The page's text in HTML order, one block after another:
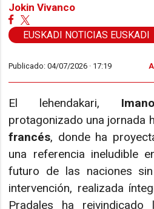
Jokin Vivanco
EUSKADI NOTICIAS EUSKADI
Publicado: 04/07/2026 · 17:19
El lehendakari,
protagonizado una jornada
francés, donde ha
una referencia ineludible
futuro de las naciones
intervención, realizada
Pradales ha reivindicado